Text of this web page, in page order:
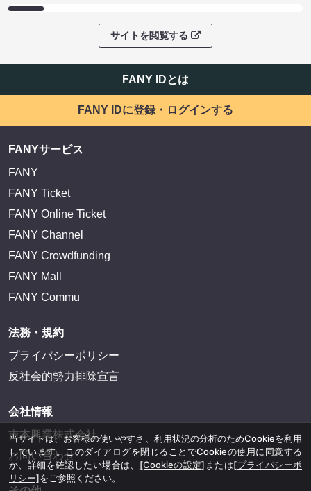
サイトを閲覧する
FANY IDとは
FANY IDに登録・ログインする
FANYサービス
FANY
FANY Ticket
FANY Online Ticket
FANY Channel
FANY Crowdfunding
FANY Mall
FANY Commu
法務・規約
プライバシーポリシー
反社会的勢力排除宣言
会社情報
吉本興業株式会社
お問い合わせ
当サイトは、お客様の使いやすさ、利用状況の分析のためCookieを利用
しています。このダイアログを閉じることでCookieの使用に同意する
か、詳細を確認したい場合は、 [Cookieの設定] または[プライバシーポ
リシー]をご参照ください。